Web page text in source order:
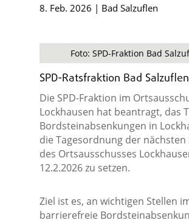
8. Feb. 2026 | Bad Salzuflen
Foto: SPD-Fraktion Bad
SPD-Ratsfraktion Bad Salzuflen
Die SPD-Fraktion im
Lockhausen hat beantragt, das
Bordsteinabsenkungen in
die Tagesordnung der nächsten
des Ortsausschusses
12.2.2026 zu setzen.
Ziel ist es, an wichtigen Stellen
barrierefreie